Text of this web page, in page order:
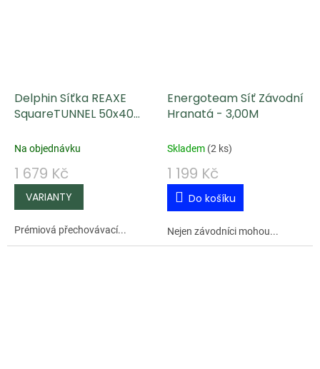
Delphin Síťka REAXE
SquareTUNNEL 50x40
Na objednávku
1 679 Kč
Prémiová přechovávací...
Energoteam Síť Závodní
Hranatá - 3,00M
Skladem (2 ks)
1 199 Kč
Do košíku
Nejen závodníci mohou...